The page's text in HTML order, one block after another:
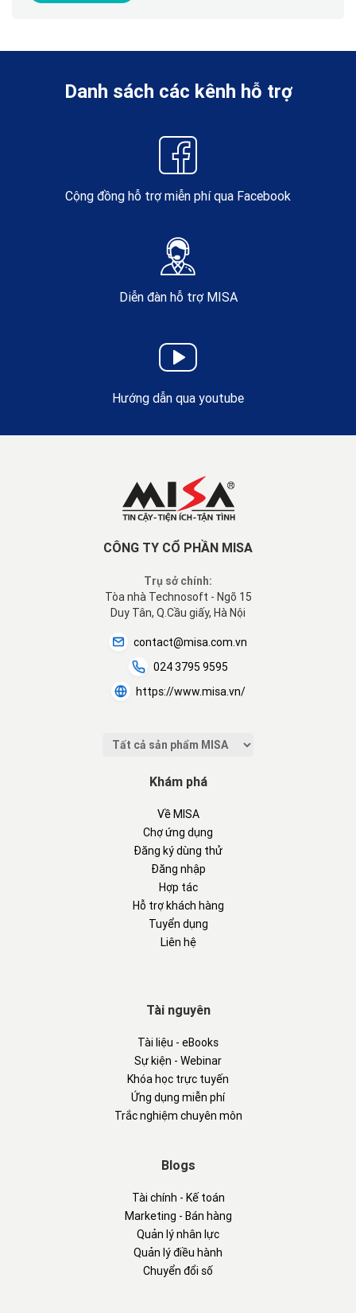
Danh sách các kênh hỗ trợ
Cộng đồng hỗ trợ miễn phí qua Facebook
Diễn đàn hỗ trợ MISA
Hướng dẫn qua youtube
CÔNG TY CỔ PHẦN MISA
Trụ sở chính:
Tòa nhà Technosoft - Ngõ 15
Duy Tân, Q.Cầu giấy, Hà Nội
contact@misa.com.vn
024 3795 9595
https://www.misa.vn/
Khám phá
Về MISA
Chợ ứng dụng
Đăng ký dùng thử
Đăng nhập
Hợp tác
Hỗ trợ khách hàng
Tuyển dụng
Liên hệ
Tài nguyên
Tài liệu - eBooks
Sự kiện - Webinar
Khóa học trực tuyến
Ứng dụng miễn phí
Trắc nghiệm chuyên môn
Blogs
Tài chính - Kế toán
Marketing - Bán hàng
Quản lý nhân lực
Quản lý điều hành
Chuyển đổi số